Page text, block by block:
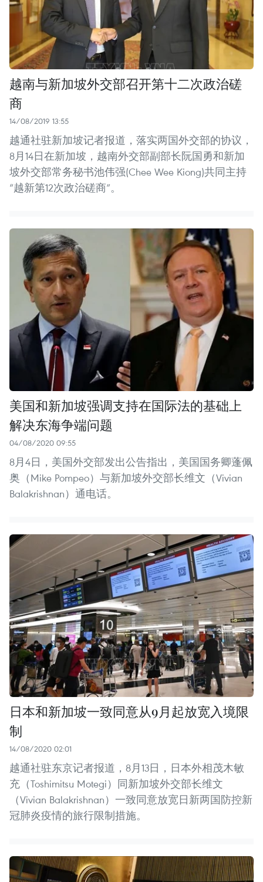
越南与新加坡外交部召开第十二次政治磋
商
14/08/2019 13:55
越通社驻新加坡记者报道，落实两国外交部的协议，
8月14日在新加坡，越南外交部副部长阮国勇和新加
坡外交部常务秘书池伟强(Chee Wee Kiong)共同主持
“越新第12次政治磋商”。
美国和新加坡强调支持在国际法的基础上
解决东海争端问题
04/08/2020 09:55
8月4日，美国外交部发出公告指出，美国国务卿蓬佩
奥（Mike Pompeo）与新加坡外交部长维文（Vivian
Balakrishnan）通电话。
日本和新加坡一致同意从9月起放宽入境限
制
14/08/2020 02:01
越通社驻东京记者报道，8月13日，日本外相茂木敏
充（Toshimitsu Motegi）同新加坡外交部长维文
（Vivian Balakrishnan）一致同意放宽日新两国防控新
冠肺炎疫情的旅行限制措施。